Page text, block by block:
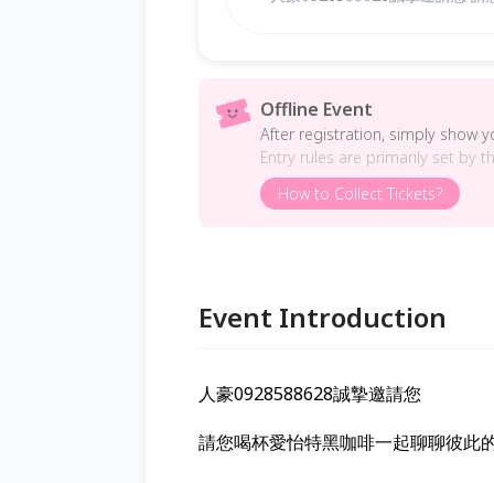
Offline Event
After registration, simply show
Entry rules are primarily set by
How to Collect Tickets?
Event Introduction
人豪0928588628誠摯邀請您
請您喝杯愛怡特黑咖啡一起聊聊彼此